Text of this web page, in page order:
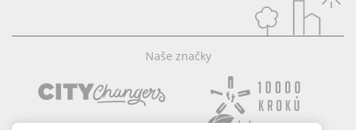
Naše značky